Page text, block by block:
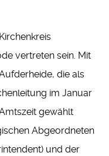
vertreten sein. Mit
die als
im Januar
gewählt
Abgeordneten
und der